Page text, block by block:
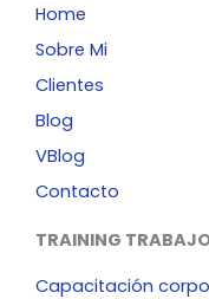
d
i
n
Home
Sobre Mi
Clientes
Blog
VBlog
Contacto
TRAINING
Capacitación